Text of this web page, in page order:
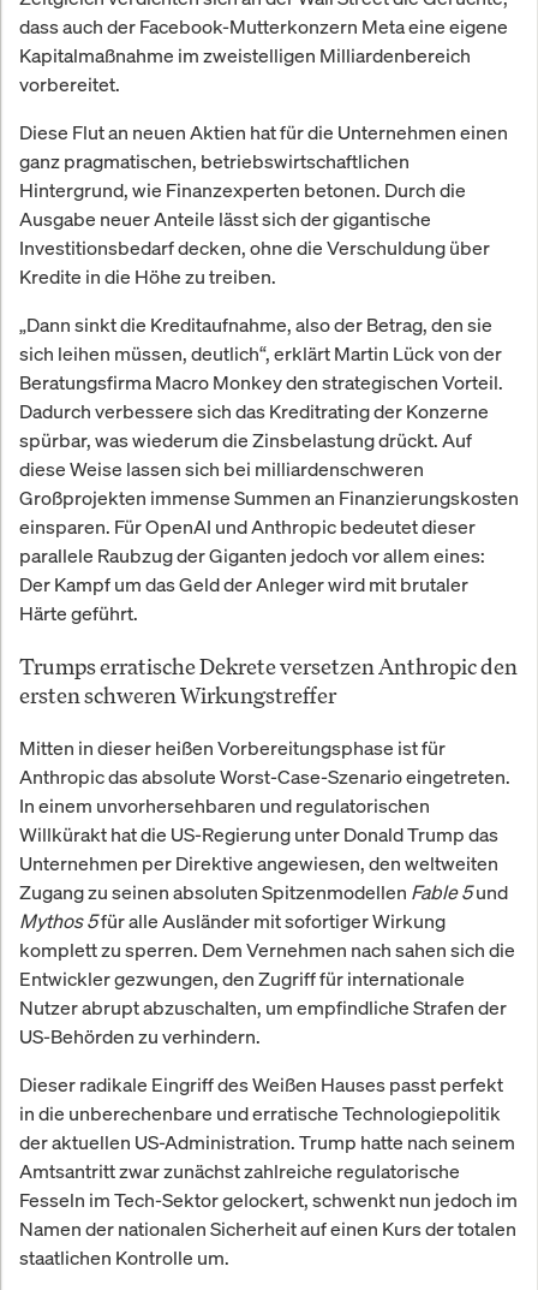
dass auch der Facebook-Mutterkonzern Meta eine eigene
Kapitalmaßnahme im zweistelligen Milliardenbereich
vorbereitet.
Diese Flut an neuen Aktien hat für die Unternehmen einen
ganz pragmatischen, betriebswirtschaftlichen
Hintergrund, wie Finanzexperten betonen. Durch die
Ausgabe neuer Anteile lässt sich der gigantische
Investitionsbedarf decken, ohne die Verschuldung über
Kredite in die Höhe zu treiben.
„Dann sinkt die Kreditaufnahme, also der Betrag, den sie
sich leihen müssen, deutlich“, erklärt Martin Lück von der
Beratungsfirma Macro Monkey den strategischen Vorteil.
Dadurch verbessere sich das Kreditrating der Konzerne
spürbar, was wiederum die Zinsbelastung drückt. Auf
diese Weise lassen sich bei milliardenschweren
Großprojekten immense Summen an Finanzierungskosten
einsparen. Für OpenAI und Anthropic bedeutet dieser
parallele Raubzug der Giganten jedoch vor allem eines:
Der Kampf um das Geld der Anleger wird mit brutaler
Härte geführt.
Trumps erratische Dekrete versetzen Anthropic den
ersten schweren Wirkungstreffer
Mitten in dieser heißen Vorbereitungsphase ist für
Anthropic das absolute Worst-Case-Szenario eingetreten.
In einem unvorhersehbaren und regulatorischen
Willkürakt hat die US-Regierung unter Donald Trump das
Unternehmen per Direktive angewiesen, den weltweiten
Zugang zu seinen absoluten Spitzenmodellen Fable 5und
Mythos 5für alle Ausländer mit sofortiger Wirkung
komplett zu sperren. Dem Vernehmen nach sahen sich die
Entwickler gezwungen, den Zugriff für internationale
Nutzer abrupt abzuschalten, um empfindliche Strafen der
US-Behörden zu verhindern.
Dieser radikale Eingriff des Weißen Hauses passt perfekt
in die unberechenbare und erratische Technologiepolitik
der aktuellen US-Administration. Trump hatte nach seinem
Amtsantritt zwar zunächst zahlreiche regulatorische
Fesseln im Tech-Sektor gelockert, schwenkt nun jedoch im
Namen der nationalen Sicherheit auf einen Kurs der totalen
staatlichen Kontrolle um.